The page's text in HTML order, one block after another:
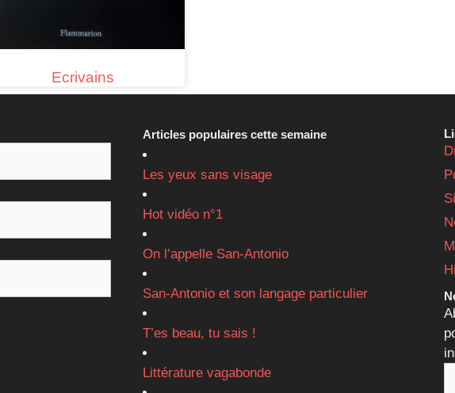
Ecrivains
Articles populaires cette semaine
Les yeux sans visage
Hot vidéo n°1
On l’appelle San-Antonio
San-Antonio et son langage particulier
T’es beau, tu sais !
Littérature vagabonde